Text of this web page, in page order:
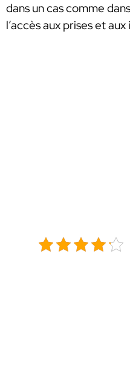
dans un cas comme
l’accès aux prises et